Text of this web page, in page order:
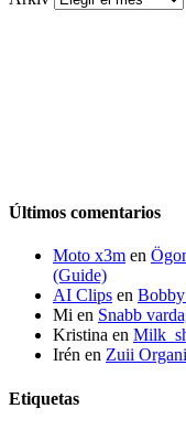
Últimos comentarios
Moto x3m en
(Guide)
AI Clips en
Mi en Snabb
Kristina en
Irén en Zuii
Etiquetas